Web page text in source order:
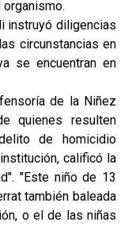
instruyó diligencias
circunstancias en
se encuentran en
de la Niñez
quienes resulten
de homicidio
calificó la
"Este niño de 13
también baleada
o el de las niñas